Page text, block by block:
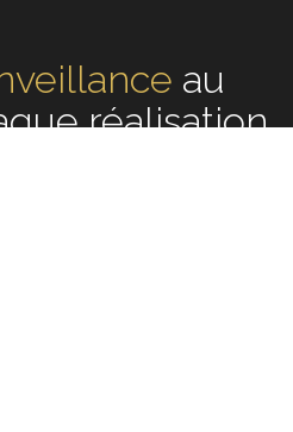
au cœur de